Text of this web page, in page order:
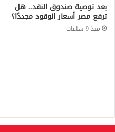
بعد توصية صندوق النقد.. هل
ترفع مصر أسعار الوقود مجددًا؟
منذ 9 ساعات